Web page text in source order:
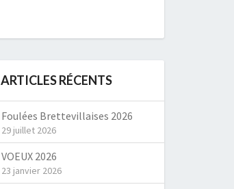
ARTICLES RÉCENTS
Foulées Brettevillaises 2026
29 juillet 2026
VOEUX 2026
23 janvier 2026